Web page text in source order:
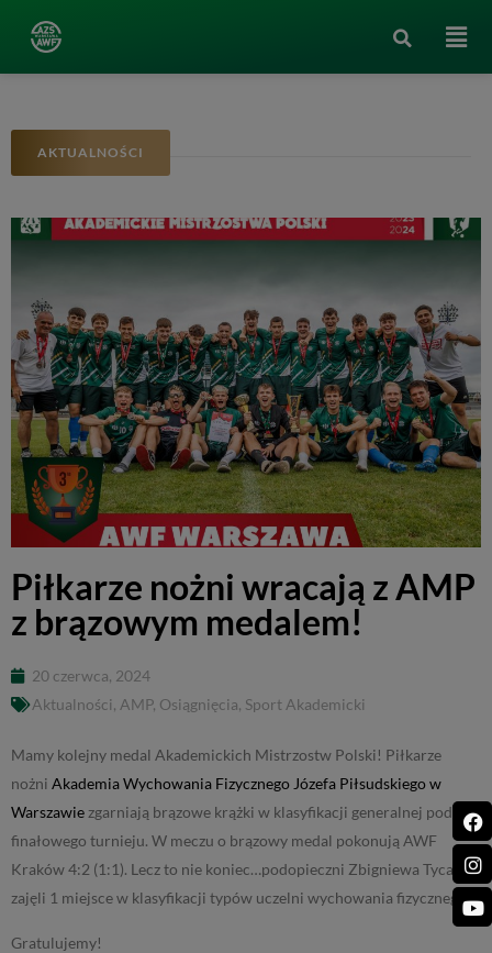
AKTUALNOŚCI
Piłkarze nożni wracają z AMP
z brązowym medalem!
20 czerwca, 2024
Aktualności, AMP, Osiągnięcia, Sport Akademicki
Mamy kolejny medal Akademickich Mistrzostw Polski! Piłkarze
nożni Akademia Wychowania Fizycznego Józefa Piłsudskiego w
Warszawie zgarniają brązowe krążki w klasyfikacji generalnej podczas
finałowego turnieju. W meczu o brązowy medal pokonują AWF
Kraków 4:2 (1:1). Lecz to nie koniec…podopieczni Zbigniewa Tyca
zajęli 1 miejsce w klasyfikacji typów uczelni wychowania fizycznego!
Gratulujemy!